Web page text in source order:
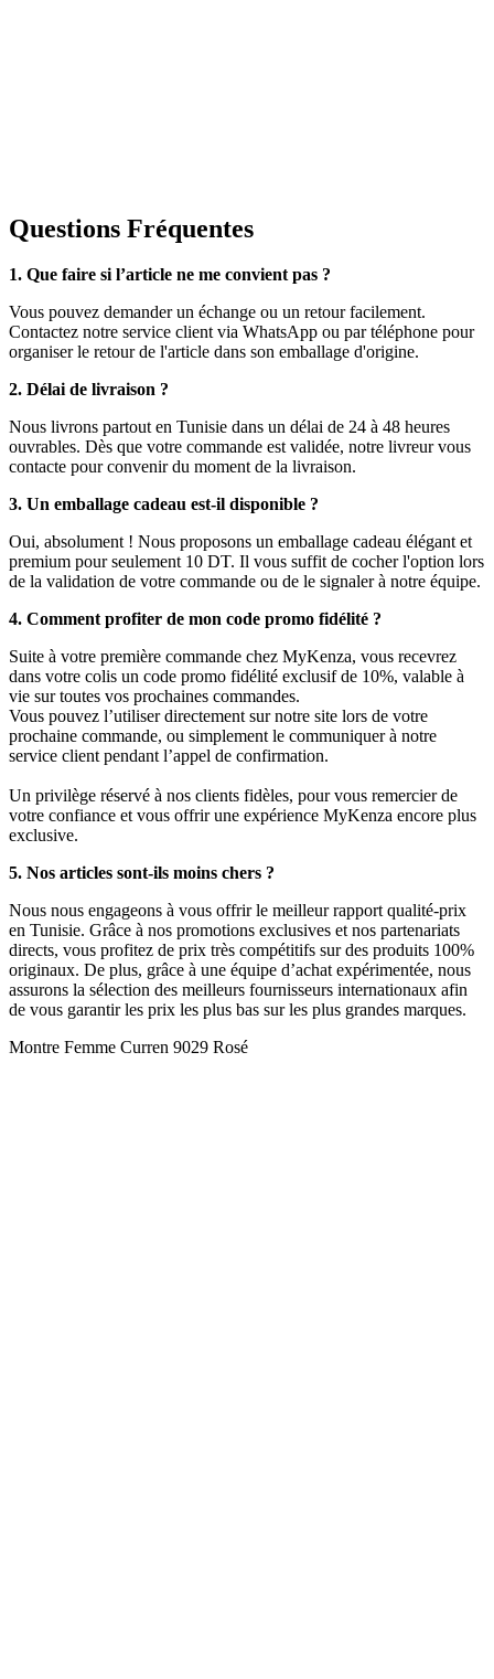
Questions Fréquentes
1. Que faire si l’article ne me convient pas ?
Vous pouvez demander un échange ou un retour facilement.
Contactez notre service client via WhatsApp ou par téléphone pour
organiser le retour de l'article dans son emballage d'origine.
2. Délai de livraison ?
Nous livrons partout en Tunisie dans un délai de 24 à 48 heures
ouvrables. Dès que votre commande est validée, notre livreur vous
contacte pour convenir du moment de la livraison.
3. Un emballage cadeau est-il disponible ?
Oui, absolument ! Nous proposons un emballage cadeau élégant et
premium pour seulement 10 DT. Il vous suffit de cocher l'option lors
de la validation de votre commande ou de le signaler à notre équipe.
4. Comment profiter de mon code promo fidélité ?
Suite à votre première commande chez MyKenza, vous recevrez
dans votre colis un code promo fidélité exclusif de 10%, valable à
vie sur toutes vos prochaines commandes.
Vous pouvez l’utiliser directement sur notre site lors de votre
prochaine commande, ou simplement le communiquer à notre
service client pendant l’appel de confirmation.
Un privilège réservé à nos clients fidèles, pour vous remercier de
votre confiance et vous offrir une expérience MyKenza encore plus
exclusive.
5. Nos articles sont-ils moins chers ?
Nous nous engageons à vous offrir le meilleur rapport qualité-prix
en Tunisie. Grâce à nos promotions exclusives et nos partenariats
directs, vous profitez de prix très compétitifs sur des produits 100%
originaux. De plus, grâce à une équipe d’achat expérimentée, nous
assurons la sélection des meilleurs fournisseurs internationaux afin
de vous garantir les prix les plus bas sur les plus grandes marques.
Montre Femme Curren 9029 Rosé